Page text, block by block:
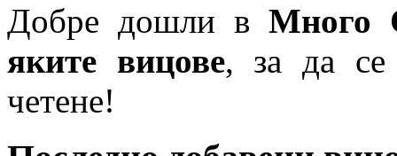
Добре дошли в Много
яките вицове, за да се
четене!